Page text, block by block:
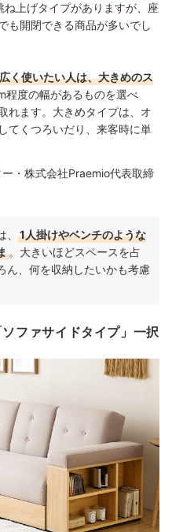
上げタイプがありますが、座
も開閉できる商品が多いでし
く使いたい人は、大きめのス
度の幅があるものを選べ
れます。大きめタイプは、オ
てくつろいだり、来客時に単
・株式会社Praemio代表取締
1人掛けやベンチのような
。大きいほどスペースを占
ん、何を収納したいかも考慮
ファサイドタイプ」一択